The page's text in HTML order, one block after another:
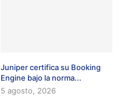
Juniper certifica su Booking
Engine bajo la norma...
5 agosto, 2026